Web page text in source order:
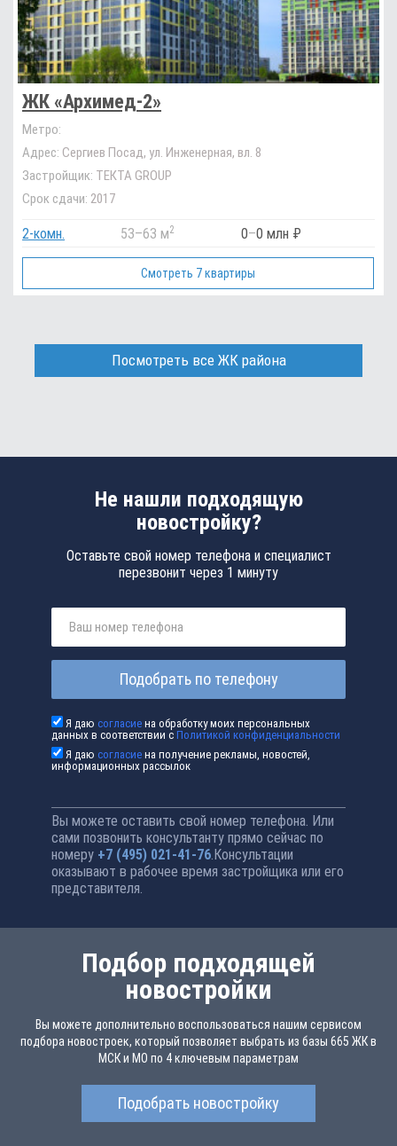
ЖК «Архимед-2»
Метро:
Адрес: Сергиев Посад, ул. Инженерная, вл. 8
Застройщик: ТЕКТА GROUP
Срок сдачи: 2017
2-комн. 53–63 м2 0–0 млн ₽
Смотреть 7 квартиры
Посмотреть все ЖК района
Не нашли подходящую
новостройку?
Оставьте свой номер телефона и специалист
перезвонит через 1 минуту
Подобрать по телефону
Я даюсогласие на обработку моих персональных
данных в соответствии сПолитикой конфиденциальности
Я даюсогласие на получение рекламы, новостей,
информационных рассылок
Вы можете оставить свой номер телефона. Или
сами позвонить консультанту прямо сейчас по
номеру +7 (495) 021-41-76.Консультации
оказывают в рабочее время застройщика или его
представителя.
Подбор подходящей
новостройки
Вы можете дополнительно воспользоваться нашим сервисом
подбора новостроек, который позволяет выбрать из базы 665 ЖК в
МСК и МО по 4 ключевым параметрам
Подобрать новостройку